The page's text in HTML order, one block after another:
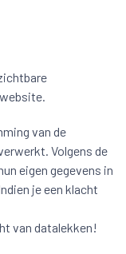
van de
Volgens de
eigen gegevens in
je een klacht
van datalekken!